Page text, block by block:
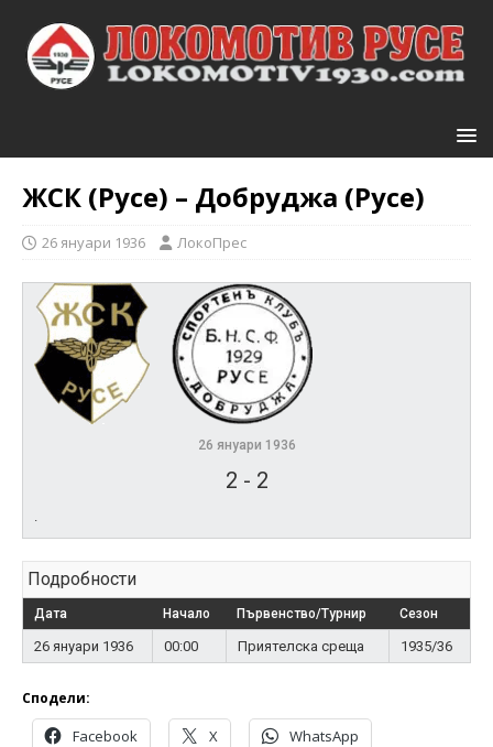
ЖСК (Русе) – Добруджа (Русе)
26 януари 1936 ЛокоПрес
26 януари 1936
2 - 2
Подробности
Дата Начало Първенство/Турнир Сезон
26 януари 1936 00:00 Приятелска среща 1935/36
Сподели:
Facebook X WhatsApp